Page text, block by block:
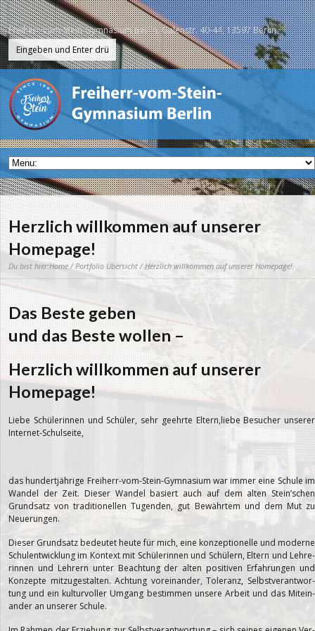
Freiherr-vom-Stein-Gymnasium Berlin, Galenstr. 40-44, 13597 Berlin
Herzlich willkommen auf unserer
Homepage!
Du bist hier:Home/Portfolio Übersicht/ Herzlich willkommen auf unserer Homepage!
Das Beste geben
und das Beste wol­len –
Herz­lich will­kom­men auf unse­rer
Homepage!
Liebe Schü­le­rin­nen und Schü­ler, sehr geehrte Eltern,liebe Besu­cher unse­rer
Internet-Schulseite,
das hun­dert­jäh­rige Freiherr-vom-Stein-Gymnasium war immer eine Schule im
Wan­del der Zeit. Die­ser Wan­del basiert auch auf dem alten Stein’­schen
Grund­satz von tra­di­tio­nel­len Tugen­den, gut Bewähr­tem und dem Mut zu
Neuerungen.
Die­ser Grund­satz bedeu­tet heute für mich, eine kon­zep­tio­nelle und moderne
Schul­ent­wick­lung im Kon­text mit Schü­le­rin­nen und Schü­lern, Eltern und Leh­re­
rin­nen und Leh­rern unter Beach­tung der alten posi­ti­ven Erfah­run­gen und
Kon­zepte mit­zu­ge­stal­ten. Ach­tung vor­ein­an­der, Tole­ranz, Selbst­ver­ant­wor­
tung und ein kul­tur­vol­ler Umgang bestim­men unsere Arbeit und das Mit­ein­
an­der an unse­rer Schule.